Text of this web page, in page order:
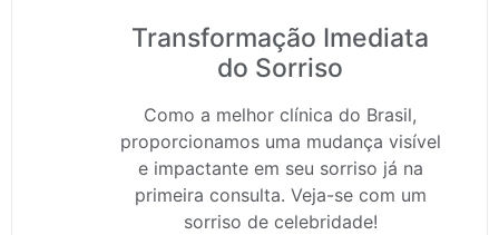
Transformação Imediata
do Sorriso
Como a melhor clínica do Brasil,
proporcionamos uma mudança visível
e impactante em seu sorriso já na
primeira consulta. Veja-se com um
sorriso de celebridade!